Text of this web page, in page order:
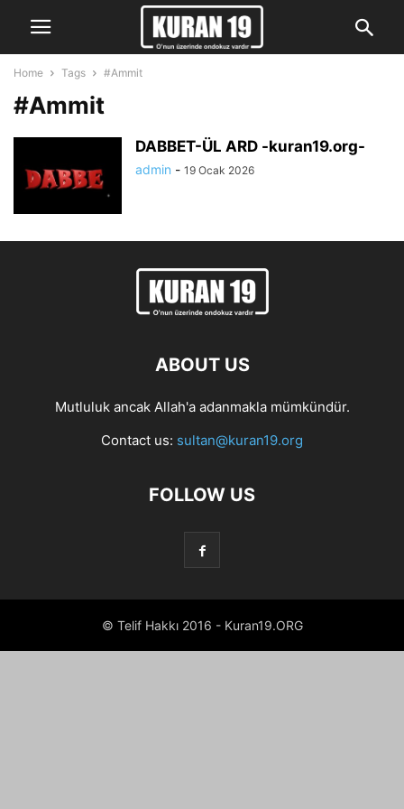
Home Tags #Ammit
#Ammit
DABBET-ÜL ARD -kuran19.org-
admin - 19 Ocak 2026
ABOUT US
Mutluluk ancak Allah'a adanmakla mümkündür.
Contact us: sultan@kuran19.org
FOLLOW US
© Telif Hakkı 2016 - Kuran19.ORG